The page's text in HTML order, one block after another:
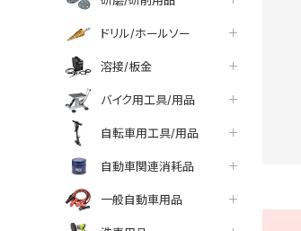
ドリル/ホールソー
溶接/板金
バイク用工具/用品
自転車用工具/用品
自動車関連消耗品
一般自動車用品